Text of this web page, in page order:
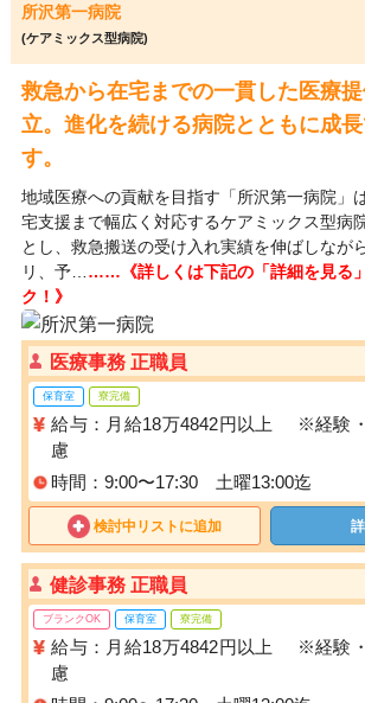
所沢第一病院
(ケアミックス型病院)
救急から在宅までの一貫した医療
立。進化を続ける病院とともに成
す。
地域医療への貢献を目指す「所沢第一病院」
宅支援まで幅広く対応するケアミックス型病
とし、救急搬送の受け入れ実績を伸ばしなが
リ、予… ……《詳しくは下記の「詳細を見る
ク！》
医療事務 正職員
保育室 寮完備
給与：月給18万4842円以上 ※経験
慮
時間：9:00〜17:30 土曜13:00迄
検討中リストに追加
健診事務 正職員
ブランクOK 保育室 寮完備
給与：月給18万4842円以上 ※経験
慮